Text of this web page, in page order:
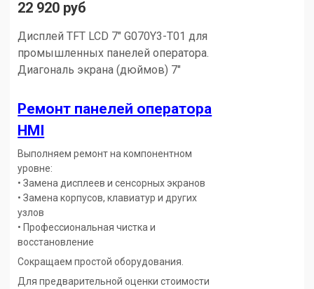
22 920 руб
Дисплей TFT LCD 7″ G070Y3-T01 для
промышленных панелей оператора.
Диагональ экрана (дюймов) 7"
Ремонт панелей оператора
HMI
Выполняем ремонт на компонентном
уровне:
• Замена дисплеев и сенсорных экранов
• Замена корпусов, клавиатур и других
узлов
• Профессиональная чистка и
восстановление
Сокращаем простой оборудования.
Для предварительной оценки стоимости